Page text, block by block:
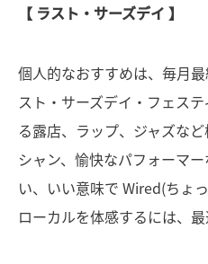
【 ラスト・サーズデイ 】
個人的なおすすめは、毎月
スト・サーズデイ・フェス
る露店、ラップ、ジャズな
シャン、愉快なパフォーマ
い、いい意味で Wired(ちょ
ローカルを体感するには、最